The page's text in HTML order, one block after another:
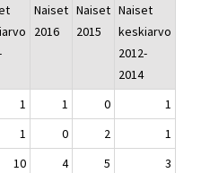
Naiset
2016
Naiset
2015
Naiset
keskiarvo
2012-
2014
1 1 0
1
1 0 2
1
10 4 5
3